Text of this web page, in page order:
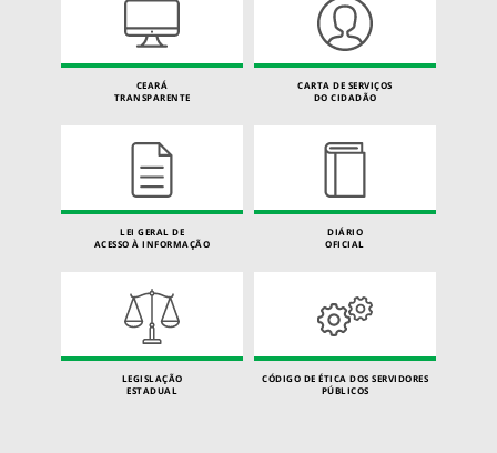
CEARÁ
TRANSPARENTE
CARTA DE SERVIÇOS
DO CIDADÃO
LEI GERAL DE
ACESSO À INFORMAÇÃO
DIÁRIO
OFICIAL
LEGISLAÇÃO
ESTADUAL
CÓDIGO DE ÉTICA DOS SERVIDORES
PÚBLICOS